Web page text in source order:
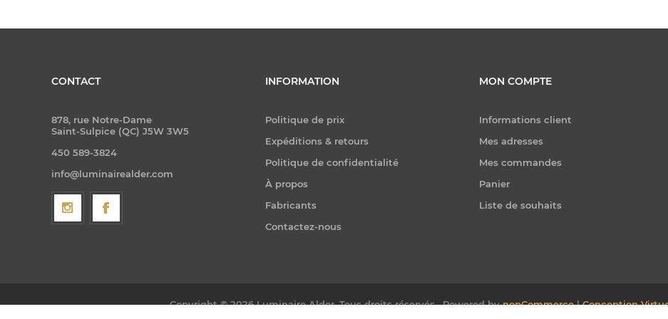
CONTACT
878, rue Notre-Dame
Saint-Sulpice (QC) J5W 3W5
450 589-3824
info@luminairealder.com
INFORMATION
Politique de prix
Expéditions & retours
Politique de confidentialité
À propos
Fabricants
Contactez-nous
MON COMPTE
Informations client
Mes adresses
Mes commandes
Panier
Liste de souhaits
Copyright © 2026 Luminaire Alder. Tous droits réservés.Powered bynopCommerce|Conception